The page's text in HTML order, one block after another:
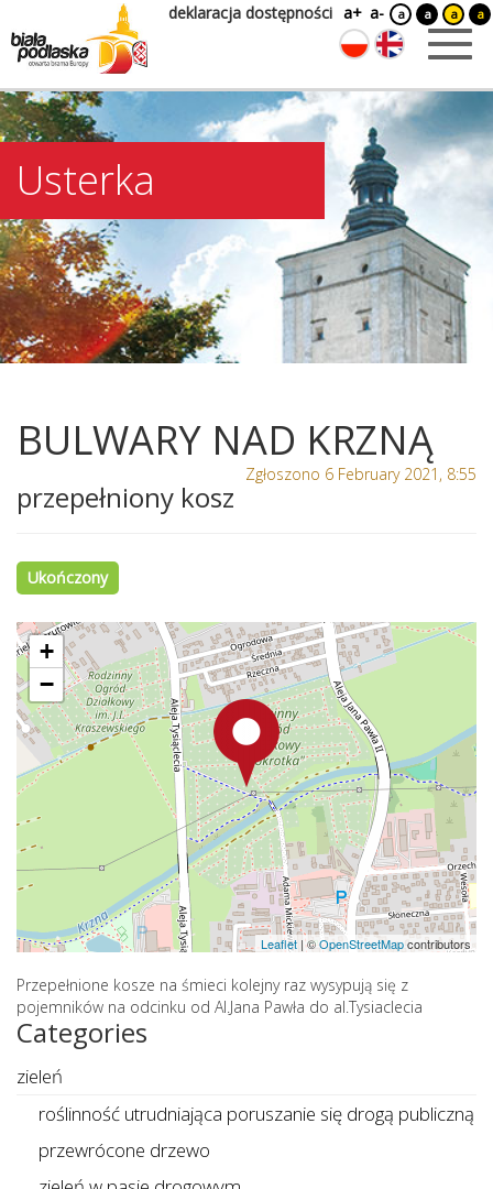
deklaracja dostępności a+ a- a a a a
Usterka
BULWARY NAD KRZNĄ
Zgłoszono 6 February 2021, 8:55
przepełniony kosz
Ukończony
+
−
Leaflet |©OpenStreetMapcontributors
Przepełnione kosze na śmieci kolejny raz wysypują się z
pojemników na odcinku od Al.Jana Pawła do al.Tysiaclecia
Categories
zieleń
roślinność utrudniająca poruszanie się drogą publiczną
przewrócone drzewo